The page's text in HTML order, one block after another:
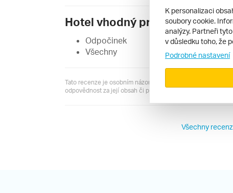
Hotel vhodný pro:
Odpočinek
Všechny
Tato recenze je osobním názorem jejího autora a server
odpovědnost za její obsah či pravdivost.
Všechny
K personalizaci
soubory cookie.
analýzy. Partneři
v důsledku toho, že
Podrobné nastavení